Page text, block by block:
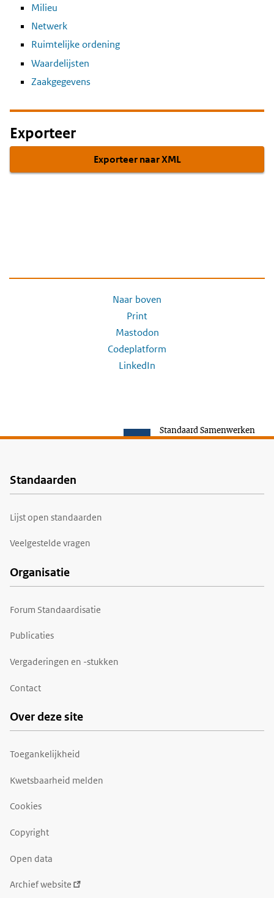
Milieu
Netwerk
Ruimtelijke ordening
Waardelijsten
Zaakgegevens
Exporteer
Exporteer naar XML
Naar boven
Print
Mastodon
Codeplatform
LinkedIn
Standaard Samenwerken
Voet
Standaarden
Lijst open standaarden
Veelgestelde vragen
Organisatie
Forum Standaardisatie
Publicaties
Vergaderingen en -stukken
Contact
Over deze site
Toegankelijkheid
Kwetsbaarheid melden
Cookies
Copyright
Open data
Archief website